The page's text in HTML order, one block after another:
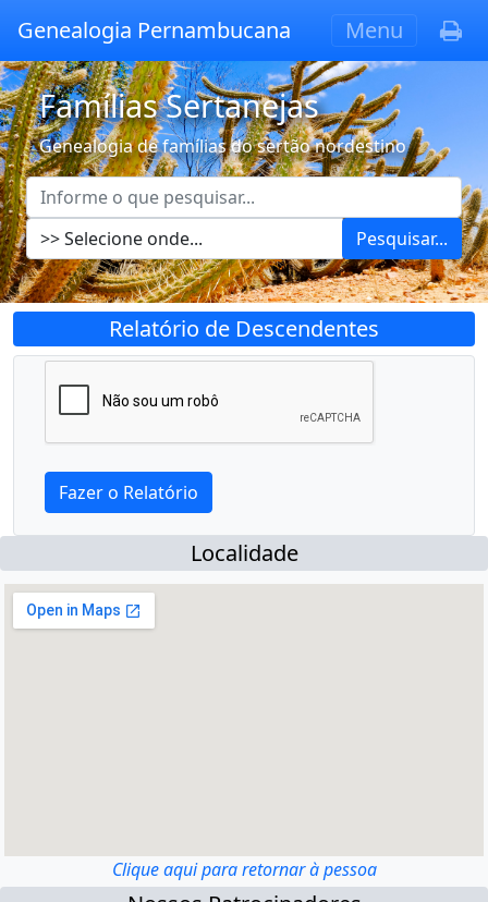
Genealogia Pernambucana Menu
Famílias Sertanejas
Genealogia de famílias do sertão nordestino
Pesquisar...
Relatório de Descendentes
Localidade
Clique aqui para retornar à pessoa